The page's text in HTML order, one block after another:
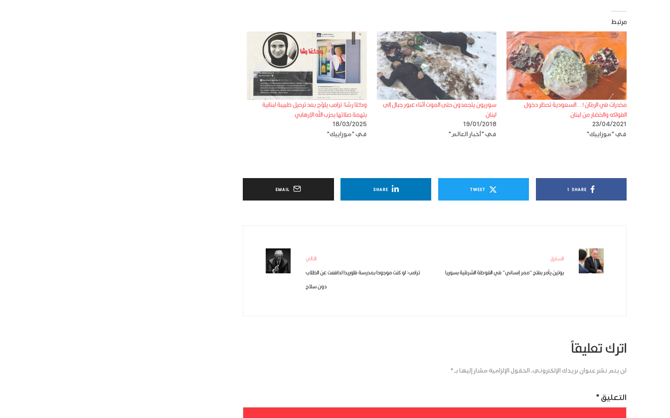
مرتبط
مخدرات في الرمّان !.. السعودية تحظر دخول
الفواكه والخضار من لبنان
23/04/2021
في "موزاييك"
سوريون يتجمدون حتى الموت أثناء عبور جبال إلى
لبنان
19/01/2018
في "أخبار العالم"
وداعًا رشا: ترامب يلوّح بعد ترحيل طبيبة لبنانية
بتهمة صلاتها بحزب الله الإرهابي
18/03/2025
في "موزاييك"
SHARE
1
TWEET
SHARE
EMAIL
السابق
بوتين يأمر بفتح “ممر إنساني” في الغوطة الشرقية بسوريا
التالي
ترامب: لو كنت موجودا بمدرسة فلوريدا لدافعت عن الطلاب
دون سلاح
اترك تعليقاً
لن يتم نشر عنوان بريدك الإلكتروني. الحقول الإلزامية مشار إليها بـ*
التعليق *